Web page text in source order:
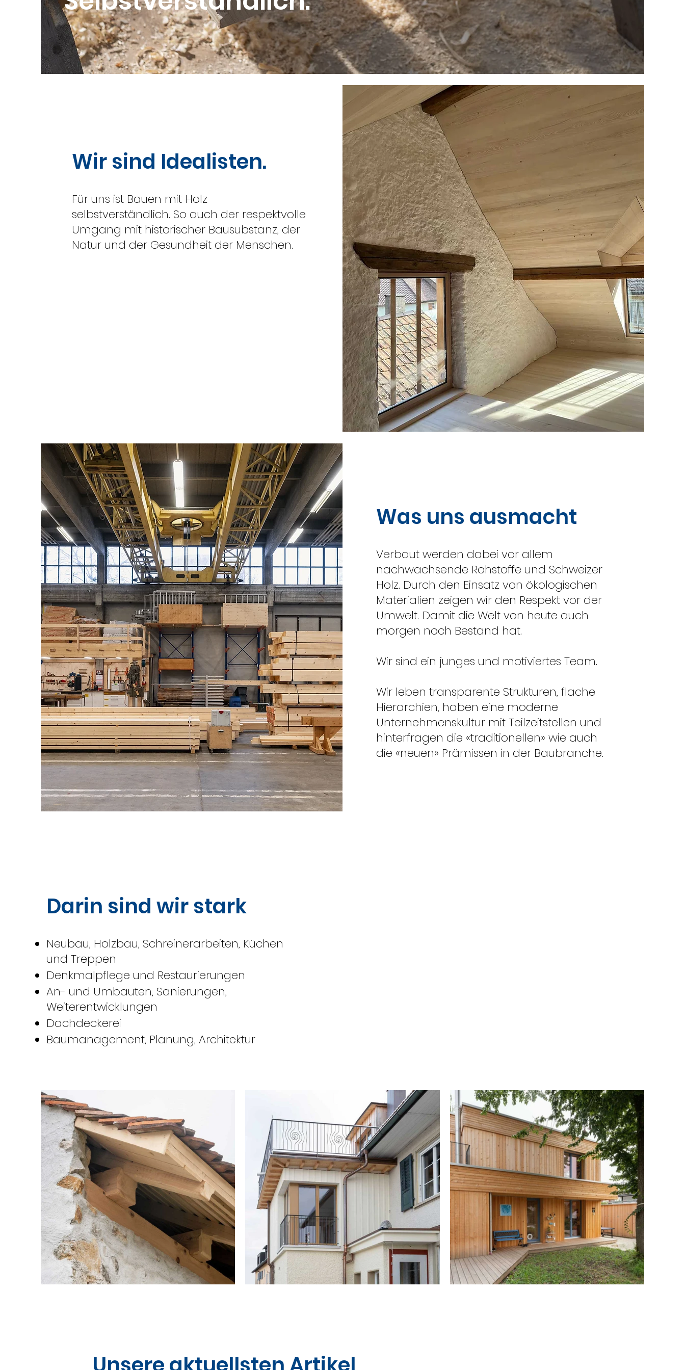
Wir sind Idealisten.
Für uns ist Bauen mit Holz
selbstverständlich. So auch der respektvolle
Umgang mit historischer Bausubstanz, der
Natur und der Gesundheit der Menschen.
Was uns ausmacht
Verbaut werden dabei vor allem
nachwachsende Rohstoffe und Schweizer
Holz. Durch den Einsatz von ökologischen
Materialien zeigen wir den Respekt vor der
Umwelt. Damit die Welt von heute auch
morgen noch Bestand hat.
Wir sind ein junges und motiviertes Team.
Wir leben transparente Strukturen, flache
Hierarchien, haben eine moderne
Unternehmenskultur mit Teilzeitstellen und
hinterfragen die «traditionellen» wie auch
die «neuen» Prämissen in der Baubranche.
Darin sind wir stark
Neubau, Holzbau, Schreinerarbeiten, Küchen
und Treppen
Denkmalpflege und Restaurierungen
An- und Umbauten, Sanierungen,
Weiterentwicklungen
Dachdeckerei
Baumanagement, Planung, Architektur